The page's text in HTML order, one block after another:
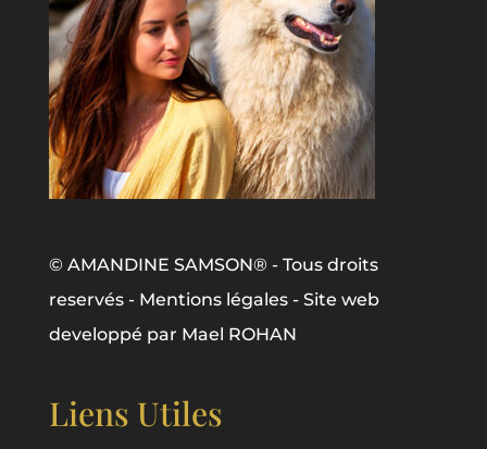
© AMANDINE SAMSON® - Tous droits
reservés - Mentions légales- Site web
developpé par Mael ROHAN
Liens Utiles